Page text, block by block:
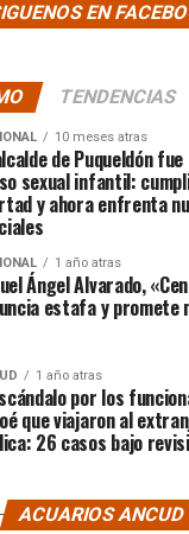
EN
TENDENCIAS
10 meses atras
de Puqueldón
sexual infantil:
y ahora enfrenta
1 año atras
Ángel Alvarado,
estafa y
1 año atras
por los
que viajaron al
26 casos bajo
ACUARIOS ANCUD